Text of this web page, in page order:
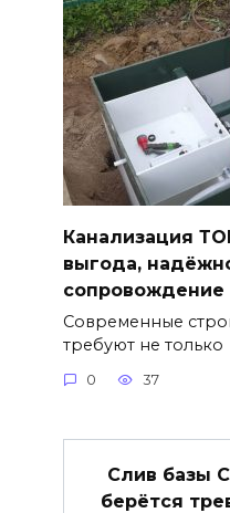
Канализация
выгода,
сопровождение
Современные
требуют не только
0 37
Слив базы
берётся